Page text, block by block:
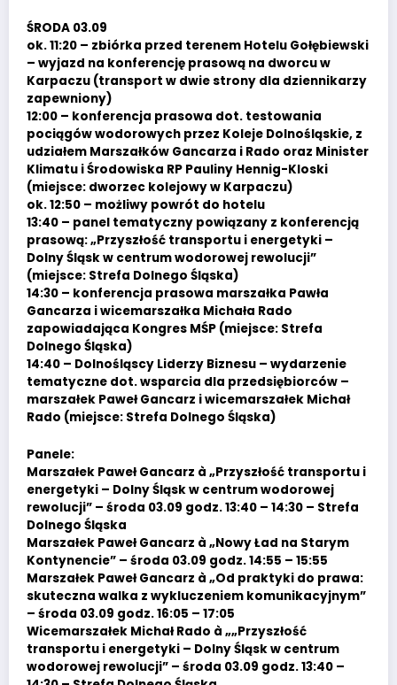
ŚRODA 03.09
ok. 11:20 – zbiórka przed terenem Hotelu Gołębiewski
– wyjazd na konferencję prasową na dworcu w
Karpaczu (transport w dwie strony dla dziennikarzy
zapewniony)
12:00 – konferencja prasowa dot. testowania
pociągów wodorowych przez Koleje Dolnośląskie, z
udziałem Marszałków Gancarza i Rado oraz Minister
Klimatu i Środowiska RP Pauliny Hennig-Kloski
(miejsce: dworzec kolejowy w Karpaczu)
ok. 12:50 – możliwy powrót do hotelu
13:40 – panel tematyczny powiązany z konferencją
prasową: „Przyszłość transportu i energetyki –
Dolny Śląsk w centrum wodorowej rewolucji”
(miejsce: Strefa Dolnego Śląska)
14:30 – konferencja prasowa marszałka Pawła
Gancarza i wicemarszałka Michała Rado
zapowiadająca Kongres MŚP (miejsce: Strefa
Dolnego Śląska)
14:40 – Dolnośląscy Liderzy Biznesu – wydarzenie
tematyczne dot. wsparcia dla przedsiębiorców –
marszałek Paweł Gancarz i wicemarszałek Michał
Rado (miejsce: Strefa Dolnego Śląska)
Panele:
Marszałek Paweł Gancarz à „Przyszłość transportu i
energetyki – Dolny Śląsk w centrum wodorowej
rewolucji” – środa 03.09 godz. 13:40 – 14:30 – Strefa
Dolnego Śląska
Marszałek Paweł Gancarz à „Nowy Ład na Starym
Kontynencie” – środa 03.09 godz. 14:55 – 15:55
Marszałek Paweł Gancarz à „Od praktyki do prawa:
skuteczna walka z wykluczeniem komunikacyjnym”
– środa 03.09 godz. 16:05 – 17:05
Wicemarszałek Michał Rado à „„Przyszłość
transportu i energetyki – Dolny Śląsk w centrum
wodorowej rewolucji” – środa 03.09 godz. 13:40 –